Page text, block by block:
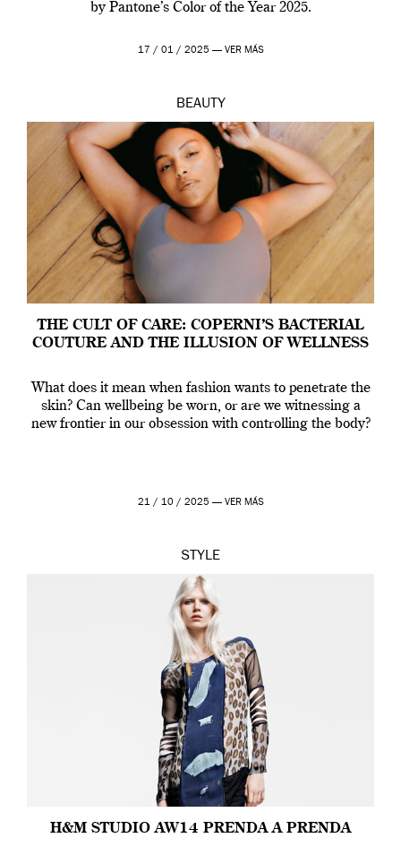
by Pantone’s Color of the Year 2025.
17 / 01 / 2025 — VER MÁS
BEAUTY
THE CULT OF CARE: COPERNI’S BACTERIAL
COUTURE AND THE ILLUSION OF WELLNESS
What does it mean when fashion wants to penetrate the
skin? Can wellbeing be worn, or are we witnessing a
new frontier in our obsession with controlling the body?
21 / 10 / 2025 — VER MÁS
STYLE
H&M STUDIO AW14 PRENDA A PRENDA